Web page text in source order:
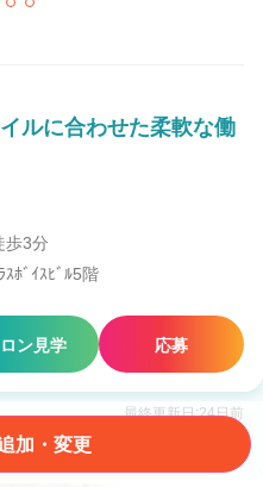
ルに合わせた柔軟な働
歩3分
ﾎﾞｲｽﾋﾞﾙ5階
ン見学 応募
最終更新日:24日前
加・変更